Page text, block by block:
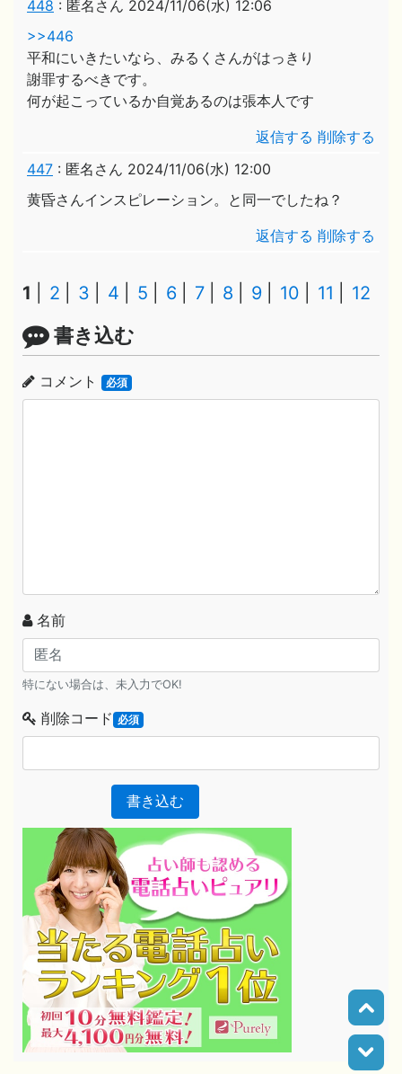
448 : 匿名さん 2024/11/06(水) 12:06
>>446
平和にいきたいなら、みるくさんがはっきり
謝罪するべきです。
何が起こっているか自覚あるのは張本人です
返信する 削除する
447 : 匿名さん 2024/11/06(水) 12:00
黄昏さんインスピレーション。と同一でしたね？
返信する 削除する
1 2 3 4 5 6 7 8 9 10 11 12
書き込む
コメント 必須
名前
特にない場合は、未入力でOK!
削除コード 必須
書き込む